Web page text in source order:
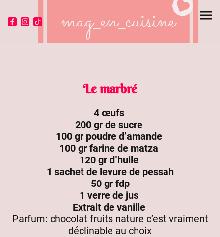
Le marbré
4 œufs
200 gr de sucre
100 gr poudre d’amande
100 gr farine de matza
120 gr d’huile
1 sachet de levure de pessah
50 gr fdp
1 verre de jus
Extrait de vanille
Parfum: chocolat fruits nature c’est vraiment
déclinable au choix